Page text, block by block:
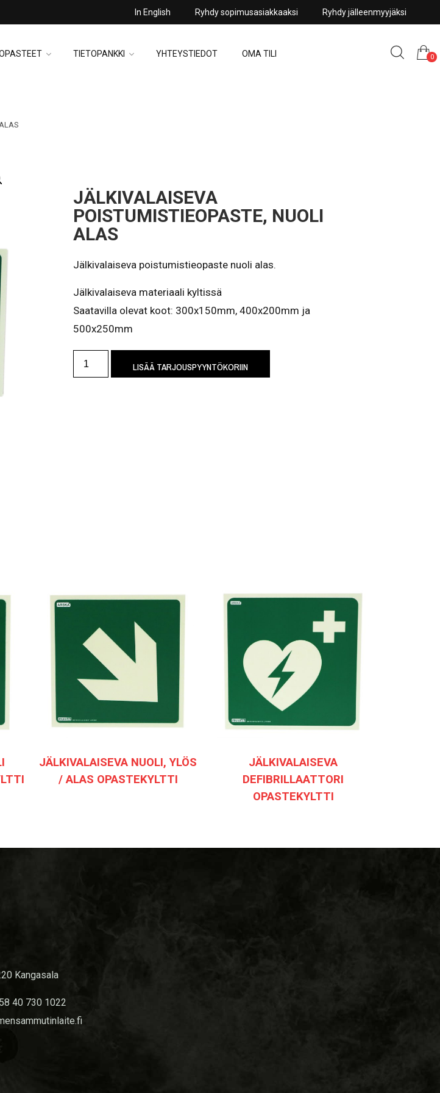
In English Ryhdy sopimusasiakkaaksi Ryhdy jälleenmyyjäksi
TIETOPANKKI YHTEYSTIEDOT OMA TILI 0
JÄLKIVALAISEVA
POISTUMISTIEOPASTE, NUOLI
ALAS
Jälkivalaiseva poistumistieopaste nuoli alas.
Jälkivalaiseva materiaali kyltissä
Saatavilla olevat koot: 300x150mm, 400x200mm ja
500x250mm
LISÄÄ TARJOUSPYYNTÖKORIIN
JÄLKIVALAISEVA NUOLI, YLÖS
/ ALAS OPASTEKYLTTI
JÄLKIVALAISEVA
DEFIBRILLAATTORI
OPASTEKYLTTI
Kangasala
40 730 1022